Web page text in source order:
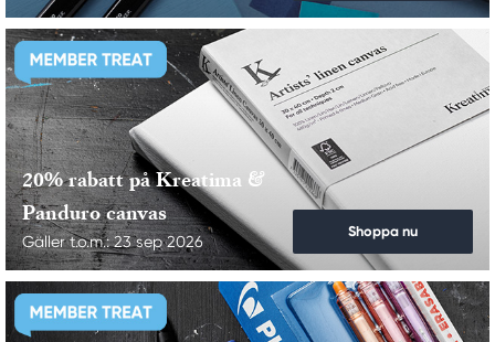
20% rabatt på Kreatima &
Panduro canvas
Gäller t.o.m.: 23 sep 2026
Shoppa nu